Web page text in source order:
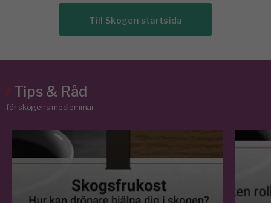
Till Skogen startsida
/Tips & Råd
för skogens medlemmar